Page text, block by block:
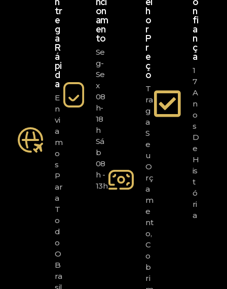
Tr
E
G
A
R
Á
Pi
D
A
E
N
Vi
A
M
O
S
P
Ar
A
T
O
D
O
O
B
Ra
Sil
On
Am
En
To
Se
G-
Se
X
08
H-
18
H
Sá
B
08
H -
13h
H
O
R
P
R
E
Ç
O
T
Ra
G
A
S
E
U
O
Rç
A
M
E
Nt
O,
C
O
B
Ri
N
Fi
A
N
Ç
A
1
7
A
N
O
S
D
E
H
Is
T
Ó
Ri
A